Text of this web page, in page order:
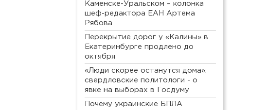
Каменске-Уральском – колонка
шеф-редактора ЕАН Артема
Рябова
Перекрытие дорог у «Калины» в
Екатеринбурге продлено до
октября
«Люди скорее останутся дома»:
свердловские политологи - о
явке на выборах в Госдуму
Почему украинские БПЛА